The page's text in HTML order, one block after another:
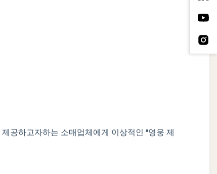
공하고자하는 소매업체에게 이상적인 "영웅 제